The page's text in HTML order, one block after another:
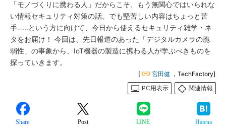
「モノづくりに携わる人」だからこそ、もう無関心ではいられな
い情報セキュリティ対策の話。でも堅苦しい内容はちょっと苦
手……という方に向けて、今日から使えるセキュリティ雑学・ネ
タをお届け！ 今回は、先日報道のあった「デジタルカメラの脆
弱性」の事象から、IoT機器の製造に携わる人が学ぶべきものを
探っていきます。
[ 宮田健 ，TechFactory]
PC用表示
関連情報
Share Post LINE Hatena